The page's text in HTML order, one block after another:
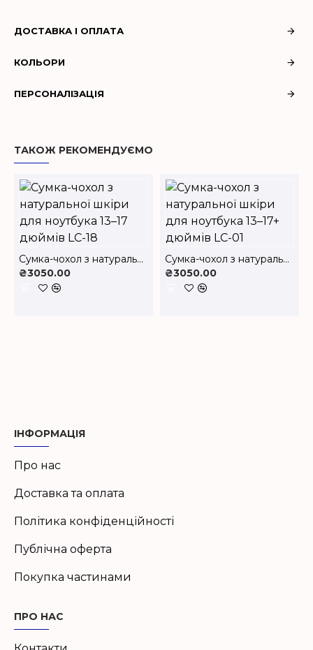
ДОСТАВКА І ОПЛАТА
КОЛЬОРИ
ПЕРСОНАЛІЗАЦІЯ
ТАКОЖ РЕКОМЕНДУЄМО
Сумка-чохол з натуральної шкіри для ноутбука 13–17 дюймів LC-18
₴3050.00
Сумка-чохол з натуральної шкіри для ноутбука 13–17+ дюймів LC-01
₴3050.00
ІНФОРМАЦІЯ
Про нас
Доставка та оплата
Політика конфіденційності
Публічна оферта
Покупка частинами
ПРО НАС